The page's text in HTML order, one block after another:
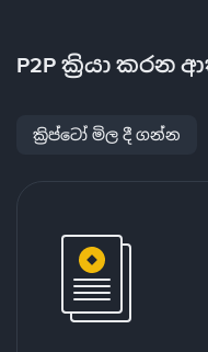
P2P ක්‍රියා කරන
ක්‍රිප්ටෝ මිල දී ගන්න